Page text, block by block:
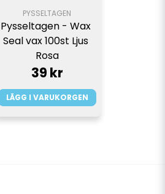
PYSSELTAGEN
Pysseltagen - Wax
Seal vax 100st Ljus
Rosa
39 kr
LÄGG I VARUKORGEN